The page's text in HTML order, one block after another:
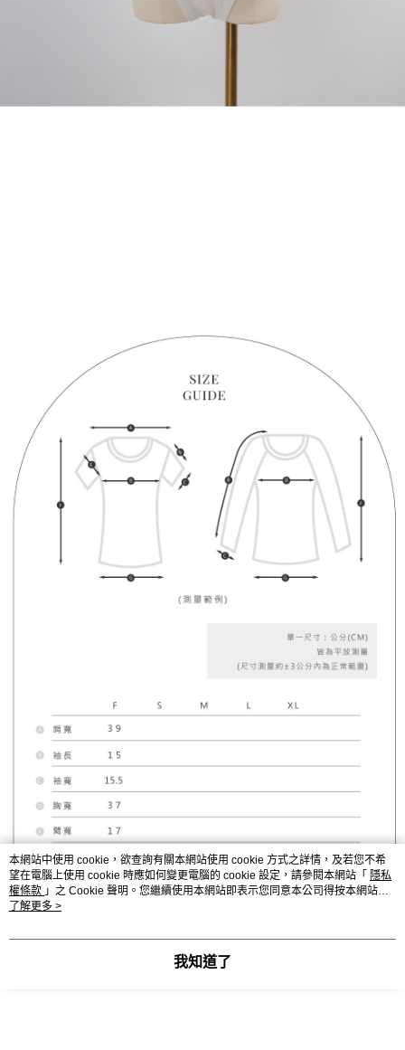
本網站中使用 cookie，欲查詢有關本網站使用 cookie 方式之詳情，及若您不希
望在電腦上使用 cookie 時應如何變更電腦的 cookie 設定，請參閱本網站「 隱私
權條款 」之 Cookie 聲明。您繼續使用本網站即表示您同意本公司得按本網站使
用條款之 Cookie 聲明使用 cookie。
了解更多 >
我知道了